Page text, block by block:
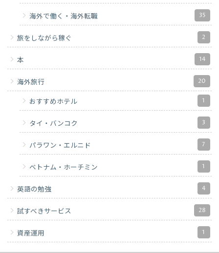
海外で働く・海外転職 35
旅をしながら稼ぐ 2
本 14
海外旅行 20
おすすめホテル 1
タイ・バンコク 3
パラワン・エルニド 7
ベトナム・ホーチミン 1
英語の勉強 4
試すべきサービス 28
資産運用 1